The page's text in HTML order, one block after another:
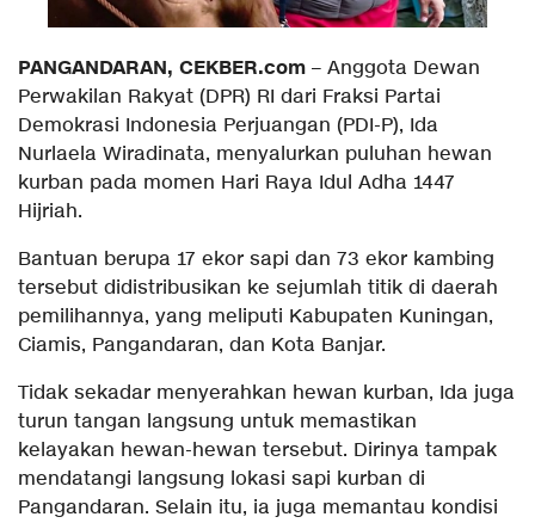
​PANGANDARAN, CEKBER.com – Anggota Dewan
Perwakilan Rakyat (DPR) RI dari Fraksi Partai
Demokrasi Indonesia Perjuangan (PDI-P), Ida
Nurlaela Wiradinata, menyalurkan puluhan hewan
kurban pada momen Hari Raya Idul Adha 1447
Hijriah.
Bantuan berupa 17 ekor sapi dan 73 ekor kambing
tersebut didistribusikan ke sejumlah titik di daerah
pemilihannya, yang meliputi Kabupaten Kuningan,
Ciamis, Pangandaran, dan Kota Banjar.
​Tidak sekadar menyerahkan hewan kurban, Ida juga
turun tangan langsung untuk memastikan
kelayakan hewan-hewan tersebut. Dirinya tampak
mendatangi langsung lokasi sapi kurban di
Pangandaran. Selain itu, ia juga memantau kondisi